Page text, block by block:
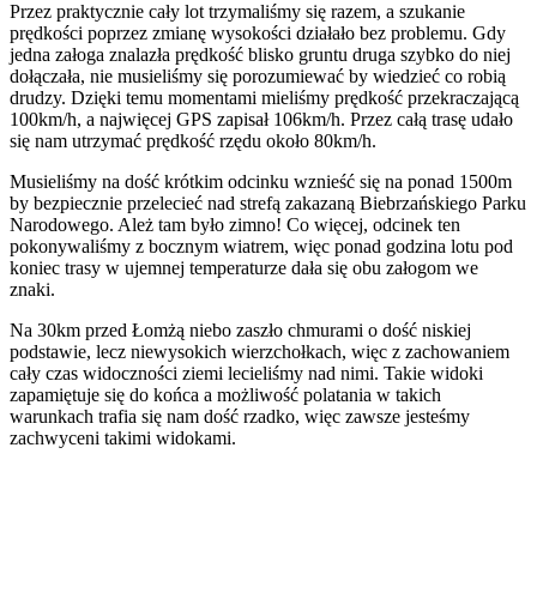
Przez praktycznie cały lot trzymaliśmy się razem, a szukanie
prędkości poprzez zmianę wysokości działało bez problemu. Gdy
jedna załoga znalazła prędkość blisko gruntu druga szybko do niej
dołączała, nie musieliśmy się porozumiewać by wiedzieć co robią
drudzy. Dzięki temu momentami mieliśmy prędkość przekraczającą
100km/h, a najwięcej GPS zapisał 106km/h. Przez całą trasę udało
się nam utrzymać prędkość rzędu około 80km/h.
Musieliśmy na dość krótkim odcinku wznieść się na ponad 1500m
by bezpiecznie przelecieć nad strefą zakazaną Biebrzańskiego Parku
Narodowego. Ależ tam było zimno! Co więcej, odcinek ten
pokonywaliśmy z bocznym wiatrem, więc ponad godzina lotu pod
koniec trasy w ujemnej temperaturze dała się obu załogom we
znaki.
Na 30km przed Łomżą niebo zaszło chmurami o dość niskiej
podstawie, lecz niewysokich wierzchołkach, więc z zachowaniem
cały czas widoczności ziemi lecieliśmy nad nimi. Takie widoki
zapamiętuje się do końca a możliwość polatania w takich
warunkach trafia się nam dość rzadko, więc zawsze jesteśmy
zachwyceni takimi widokami.